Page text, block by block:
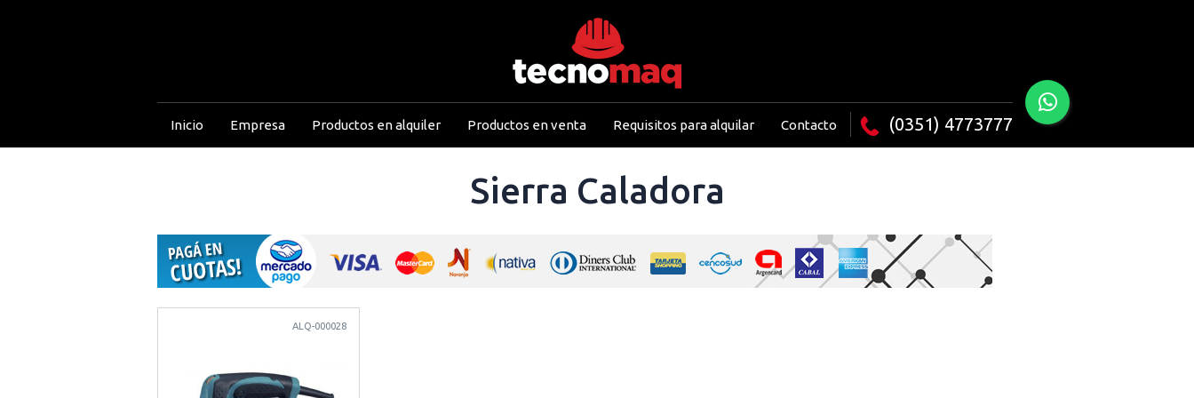
Inicio Empresa Productos en alquiler Productos en venta Requisitos para alquilar Contacto (0351) 4773777
Sierra Caladora
ALQ-000028